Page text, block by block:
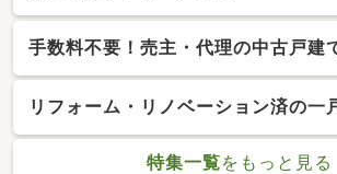
手数料不要！売主・代理の中古戸建
リフォーム・リノベーション済の一
特集一覧をもっと見る